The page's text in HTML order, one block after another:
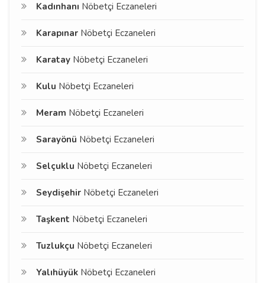
Kadınhanı Nöbetçi Eczaneleri
Karapınar Nöbetçi Eczaneleri
Karatay Nöbetçi Eczaneleri
Kulu Nöbetçi Eczaneleri
Meram Nöbetçi Eczaneleri
Sarayönü Nöbetçi Eczaneleri
Selçuklu Nöbetçi Eczaneleri
Seydişehir Nöbetçi Eczaneleri
Taşkent Nöbetçi Eczaneleri
Tuzlukçu Nöbetçi Eczaneleri
Yalıhüyük Nöbetçi Eczaneleri